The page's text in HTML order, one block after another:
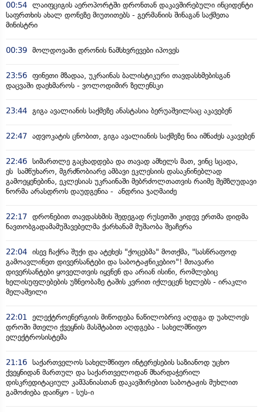
00:54 ლაიფციგის აეროპორტში დრონთან დაკავშირებული ინციდენტი
საფრთხის ახალ დონეზე მიუთითებს - გერმანიის შინაგან საქმეთა
მინისტრი
00:39 მოლდოვაში დრონის ნამსხვრევები იპოვეს
23:56 ფინეთი მზადაა, უკრაინას ბალისტიკური თავდასხმებისგან
დაცვაში დაეხმაროს - ვოლოდიმირ ზელენსკი
23:44 გიგა ავალიანის საქმეზე ანასტასია ბერუაშვილსაც აკავებენ
22:47 ადვოკატის ცნობით, გიგა ავალიანის საქმეზე ნია იმნაძეს აკავებენ
22:46 სიმართლე გაცხადდება და თავად ამხელს მათ, ვინც სცადა,
ეს სამწუხარო, მგრძნობიარე ამბავი ეკლესიის დასაკნინებლად
გამოეყენებინა, ეკლესიას უკრაინაში მებრძოლთათვის რაიმე შემზღუდავი
ნორმა არასდროს დაუდგენია - ანდრია ჯაღმაიძე
22:17 დრონებით თავდასხმის შედეგად რუსეთში კიდევ ერთმა დიდმა
ნავთობგადამამუშავებელმა ქარხანამ მუშაობა შეაჩერა
22:04 ისევ ჩაქრა შუქი და ატეხეს "ქოცებმა" მოთქმა, "სასწრაფოდ
გამოავლინეთ დივერსანტები და საბოტაჟნიკებიო"! მთავარი
დივერსანტები ყოველთვის იყვნენ და არიან ისინი, რომლებიც
ხელისუფლებების უზნეობაზე ტაშის კვრით იქლეცენ ხელებს - ირაკლი
მელაშვილი
22:01
ელექტროენერგიის მიწოდება ნაწილობრივ აღდგა დ უახლოეს
დროში მთელი ქვეყნის მასშტაბით აღდგება - სახელმწიფო
ელექტროსისტემა
21:16 საქართველოს სახელმწიფო ინტერესების საზიანოდ უცხო
ქვეყნიდან მართულ და საქართველოდან მხარდაჭერილ
დისკრედიტაციულ კამპანიასთან დაკავშირებით საბოტაჟის მუხლით
გამოძიება დაიწყო - სუს-ი